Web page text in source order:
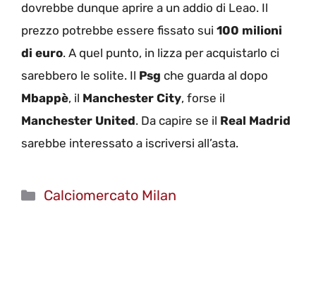
dovrebbe dunque aprire a un addio di Leao. Il
prezzo potrebbe essere fissato sui 100 milioni
di euro. A quel punto, in lizza per acquistarlo ci
sarebbero le solite. Il Psg che guarda al dopo
Mbappè, il Manchester City, forse il
Manchester United. Da capire se il Real Madrid
sarebbe interessato a iscriversi all’asta.
Categorie
Calciomercato Milan